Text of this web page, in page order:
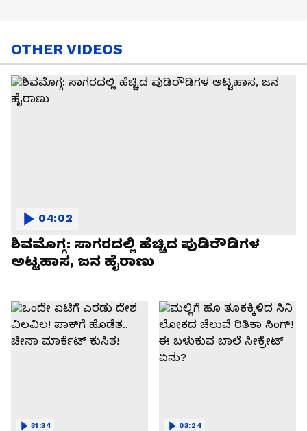
OTHER VIDEOS
ಶಿವಮೊಗ್ಗ: ಸಾಗರದಲ್ಲಿ ಹೆಚ್ಚಿದ ಪುಡಿರೌಡಿಗಳ
ಅಟ್ಟಹಾಸ, ಜನ ಹೈರಾಣು
04:02
31:34 03:24